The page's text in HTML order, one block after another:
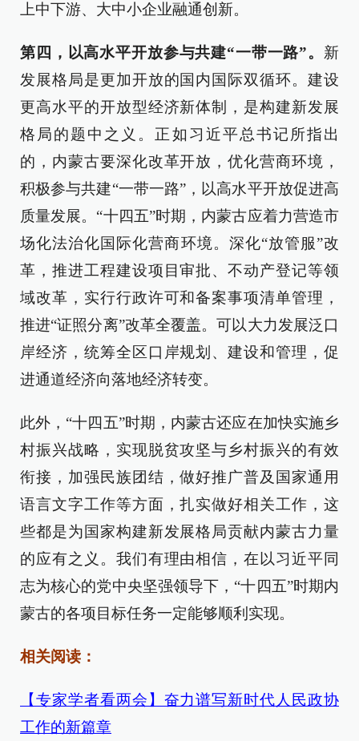
上中下游、大中小企业融通创新。
第四，以高水平开放参与共建“一带一路”。 新
发展格局是更加开放的国内国际双循环。建设
更高水平的开放型经济新体制，是构建新发展
格局的题中之义。正如习近平总书记所指出
的，内蒙古要深化改革开放，优化营商环境，
积极参与共建“一带一路”，以高水平开放促进高
质量发展。“十四五”时期，内蒙古应着力营造市
场化法治化国际化营商环境。深化“放管服”改
革，推进工程建设项目审批、不动产登记等领
域改革，实行行政许可和备案事项清单管理，
推进“证照分离”改革全覆盖。可以大力发展泛口
岸经济，统筹全区口岸规划、建设和管理，促
进通道经济向落地经济转变。
此外，“十四五”时期，内蒙古还应在加快实施乡
村振兴战略，实现脱贫攻坚与乡村振兴的有效
衔接，加强民族团结，做好推广普及国家通用
语言文字工作等方面，扎实做好相关工作，这
些都是为国家构建新发展格局贡献内蒙古力量
的应有之义。我们有理由相信，在以习近平同
志为核心的党中央坚强领导下，“十四五”时期内
蒙古的各项目标任务一定能够顺利实现。
相关阅读：
【专家学者看两会】奋力谱写新时代人民政协
工作的新篇章